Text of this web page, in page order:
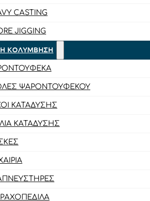
CASTING
JIGGING
ΚΟΛΎΜΒΗΣΗ
ΨΑΡΟΝΤΟΎΦΕΚΟΥ
ΚΑΤΆΔΥΣΗΣ
ΚΑΤΆΔΥΣΗΣ